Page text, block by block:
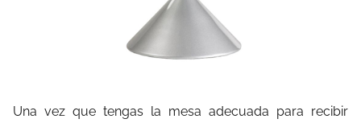
Una vez que tengas la mesa adecuada para recibir